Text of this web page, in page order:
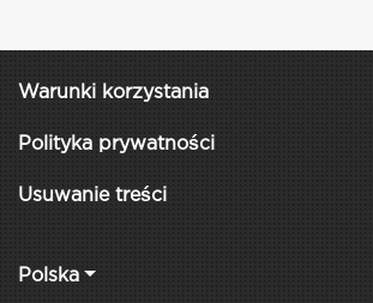
Warunki korzystania
Polityka prywatności
Usuwanie treści
Polska